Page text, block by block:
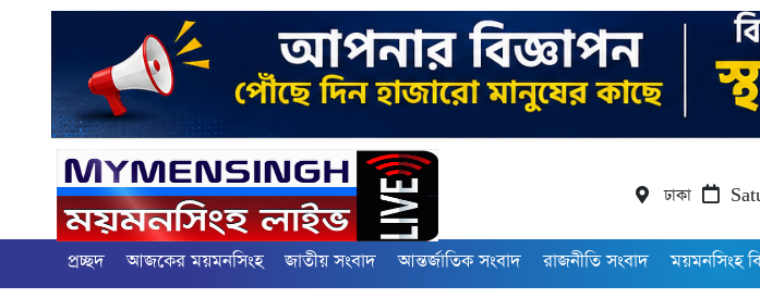
ঢাকা
প্রচ্ছদ আজকের ময়মনসিংহ জাতীয় সংবাদ আন্তর্জাতিক সংবাদ রাজনীতি সংবাদ ময়মনসিংহ